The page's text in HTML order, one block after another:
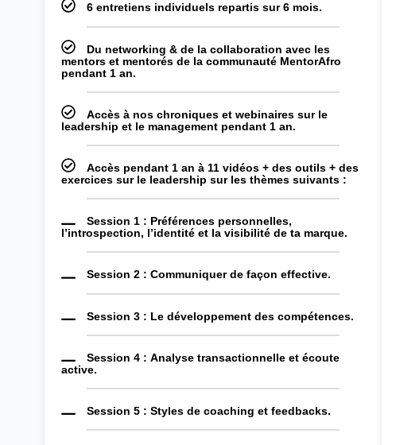
6 entretiens individuels repartis sur 6 mois.
Du networking & de la collaboration avec les
mentors et mentorés de la communauté MentorAfro
pendant 1 an.
Accès à nos chroniques et webinaires sur le
leadership et le management pendant 1 an.
Accès pendant 1 an à 11 vidéos + des outils + des
exercices sur le leadership sur les thèmes suivants :
Session 1 : Préférences personnelles,
l’introspection, l’identité et la visibilité de ta marque.
Session 2 : Communiquer de façon effective.
Session 3 : Le développement des compétences.
Session 4 :Analyse transactionnelle et écoute
active.
Session 5 :Styles de coaching et feedbacks.